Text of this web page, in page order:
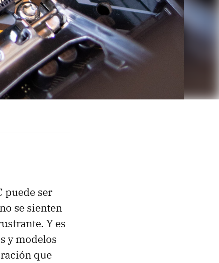
puede ser
se sienten
Y es
y modelos
que